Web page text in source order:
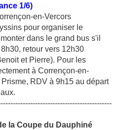
1/6)
en-Vercors
pour organiser le
dans le grand bus s'il
retour vers 12h30
et Pierre). Pour les
à Corrençon-en-
RDV à 9h15 au départ
la Coupe du Dauphiné